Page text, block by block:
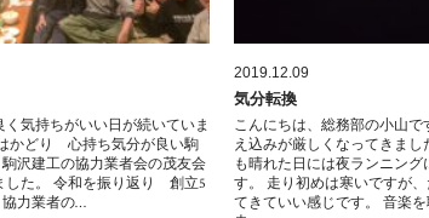
く気持ちがいい日が続いていま
かどり 心持ち気分が良い駒
沢建工の協力業者会の茂友会
した。 令和を振り返り 創立5
協力業者の…
2019.12.09
気分転換
こんにちは、総務部の小山で
え込みが厳しくなってきまし
も晴れた日には夜ランニング
す。 走り初めは寒いですが
てきていい感じです。 音楽